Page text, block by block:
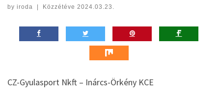
by iroda | Közzétéve 2024.03.23.
CZ-Gyulasport Nkft – Inárcs-Örkény KCE